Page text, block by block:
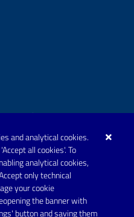
and analytical cookies.
all cookies'. To
analytical cookies,
only technical
your cookie
the banner with
button and saving them